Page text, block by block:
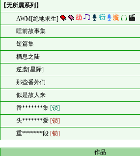
【无所属系列】
AWM[绝地求生]
睡前故事集
短篇集
栖息之陆
逆袭[星际]
那些番外们
似是故人来
番*******集 [锁]
头*******爱 [锁]
重*******段 [锁]
作品